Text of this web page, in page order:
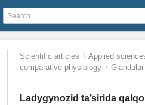
Scientific articles \ Applied
comparative physiology \
Ladygynozid ta’sirida